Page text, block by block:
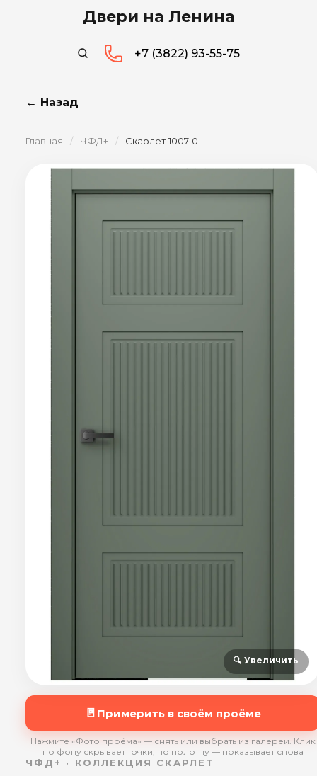
Двери на Ленина
+7 (3822) 93-55-75
← Назад
Главная / ЧФД+ / Скарлет 1007-0
🔍 Увеличить
🚪 Примерить в своём проёме
Нажмите «Фото проёма» — снять или выбрать из галереи. Клик
по фону скрывает точки, по полотну — показывает снова
ЧФД+ · КОЛЛЕКЦИЯ СКАРЛЕТ